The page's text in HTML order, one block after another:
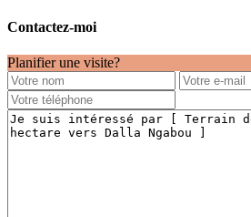
Contactez-moi
Planifier une visite?